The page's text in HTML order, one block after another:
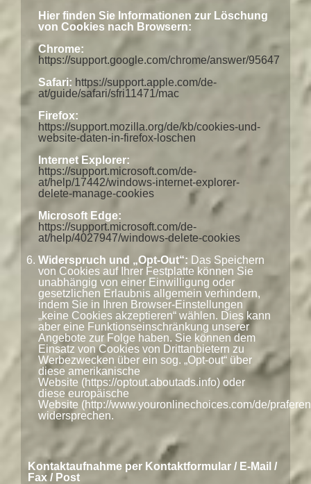
Hier finden Sie Informationen zur Löschung
von Cookies nach Browsern:
Chrome:
https://support.google.com/chrome/answer/95647
Safari: https://support.apple.com/de-
at/guide/safari/sfri11471/mac
Firefox:
https://support.mozilla.org/de/kb/cookies-und-
website-daten-in-firefox-loschen
Internet Explorer:
https://support.microsoft.com/de-
at/help/17442/windows-internet-explorer-
delete-manage-cookies
Microsoft Edge:
https://support.microsoft.com/de-
at/help/4027947/windows-delete-cookies
Widerspruch und „Opt-Out“: Das Speichern
von Cookies auf Ihrer Festplatte können Sie
unabhängig von einer Einwilligung oder
gesetzlichen Erlaubnis allgemein verhindern,
indem Sie in Ihren Browser-Einstellungen
„keine Cookies akzeptieren“ wählen. Dies kann
aber eine Funktionseinschränkung unserer
Angebote zur Folge haben. Sie können dem
Einsatz von Cookies von Drittanbietern zu
Werbezwecken über ein sog. „Opt-out“ über
diese amerikanische
Website (https://optout.aboutads.info) oder
diese europäische
Website (http://www.youronlinechoices.com/de/
widersprechen.
Kontaktaufnahme per Kontaktformular / E-Mail /
Fax / Post